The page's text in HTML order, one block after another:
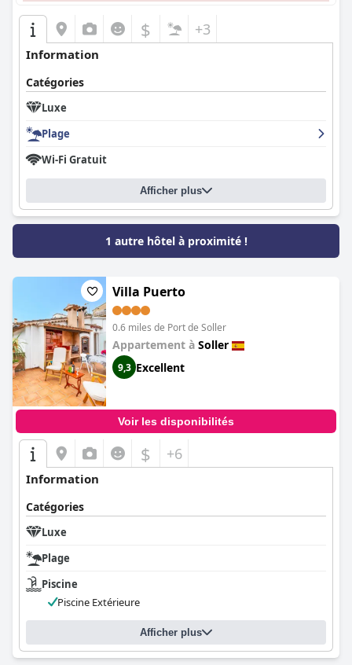
$ +3
Information
Catégories
Luxe
Plage
Wi-Fi Gratuit
Afficher plus
1 autre hôtel à proximité !
Villa Puerto
0.6 miles de Port de Soller
Appartement à Soller
9,3 Excellent
Voir les disponibilités
$ +6
Information
Catégories
Luxe
Plage
Piscine
Piscine Extérieure
Afficher plus